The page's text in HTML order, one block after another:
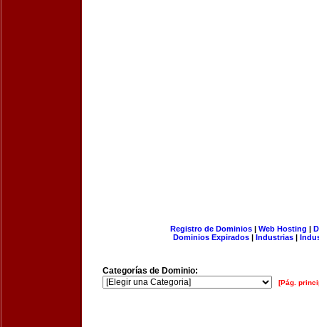
Registro de Dominios| Web Hosting |
Dominios Expirados | Industrias |
Categorías de Dominio:
[Pág.